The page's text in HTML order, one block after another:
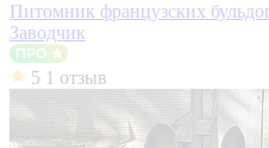
Питомник французских
Заводчик
5 1 отзыв